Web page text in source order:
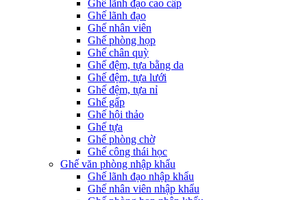
Ghế lãnh đạo cao cấp
Ghế lãnh đạo
Ghế nhân viên
Ghế phòng họp
Ghế chân quỳ
Ghế đệm, tựa bằng da
Ghế đệm, tựa lưới
Ghế đệm, tựa nỉ
Ghế gấp
Ghế hội thảo
Ghế tựa
Ghế phòng chờ
Ghế công thái học
Ghế văn phòng nhập khẩu
Ghế lãnh đạo nhập khẩu
Ghế nhân viên nhập khẩu